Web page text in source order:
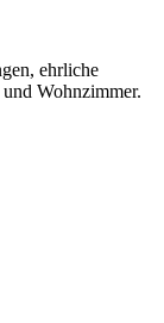
ehrliche
Wohnzimmer.